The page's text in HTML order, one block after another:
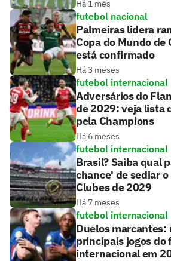
Há 1 mês
futebol nacional
Palmeiras lidera
Copa do Mundo de
está confirmado
Há 3 meses
futebol internacional
Adversários do
de 2029: veja lista
pela Champions
Há 6 meses
futebol internacional
Brasil? Saiba qual
chance' de sediar
Clubes de 2029
Há 7 meses
futebol internacional
Duelos marcantes:
principais jogos do
internacional em